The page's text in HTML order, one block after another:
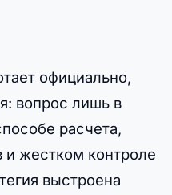
официально,
вопрос лишь в
расчета,
и жестком контроле
выстроена